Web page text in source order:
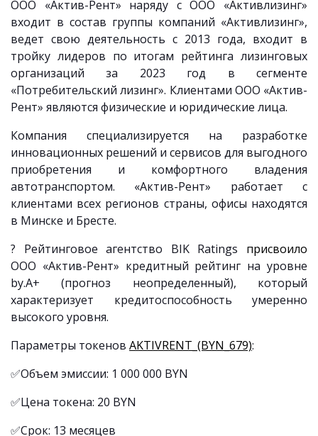
ООО «Актив-Рент» наряду с ООО «Активлизинг»
входит в состав группы компаний «Активлизинг»,
ведет свою деятельность с 2013 года, входит в
тройку лидеров по итогам рейтинга лизинговых
организаций за 2023 год в сегменте
«Потребительский лизинг». Клиентами ООО «Актив-
Рент» являются физические и юридические лица.
Компания специализируется на разработке
инновационных решений и сервисов для выгодного
приобретения и комфортного владения
автотранспортом. «Актив-Рент» работает с
клиентами всех регионов страны, офисы находятся
в Минске и Бресте.
? Рейтинговое агентство BIK Ratings присвоило
ООО «Актив-Рент» кредитный рейтинг на уровне
by.A+ (прогноз неопределенный), который
характеризует кредитоспособность умеренно
высокого уровня.
Параметры токенов AKTIVRENT_(BYN_679):
✅Объем эмиссии: 1 000 000 BYN
✅Цена токена: 20 BYN
✅Срок: 13 месяцев